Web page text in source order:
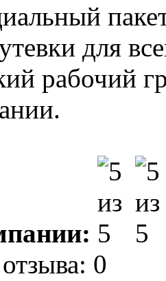
для
рабочий
0